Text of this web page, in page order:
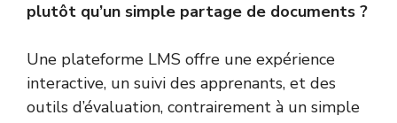
plutôt qu’un simple partage de documents ?
Une plateforme LMS offre une expérience
interactive, un suivi des apprenants, et des
outils d’évaluation, contrairement à un simple